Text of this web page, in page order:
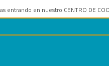
entrando en nuestro CENTRO DE